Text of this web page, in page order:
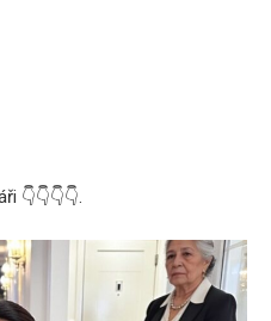
👇👇👇👇.